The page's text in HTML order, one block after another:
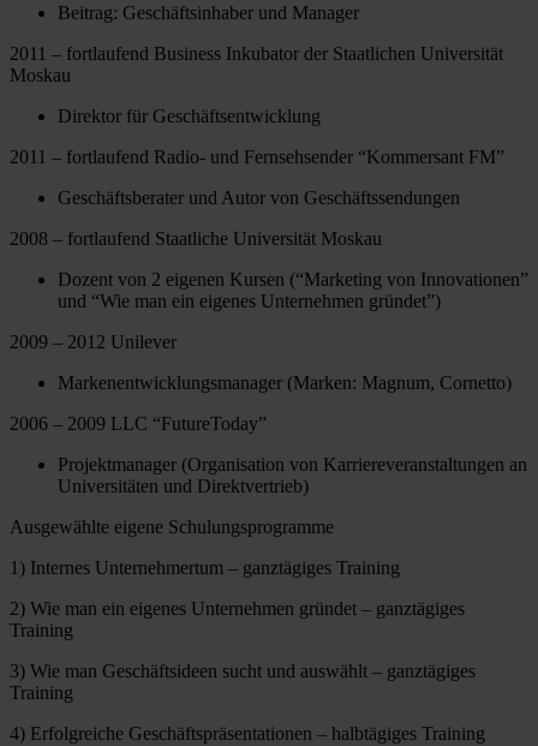
Beitrag: Geschäftsinhaber und Manager
2011 – fortlaufend Business Inkubator der Staatlichen Universität
Moskau
Direktor für Geschäftsentwicklung
2011 – fortlaufend Radio- und Fernsehsender “Kommersant FM”
Geschäftsberater und Autor von Geschäftssendungen
2008 – fortlaufend Staatliche Universität Moskau
Dozent von 2 eigenen Kursen (“Marketing von Innovationen”
und “Wie man ein eigenes Unternehmen gründet”)
2009 – 2012 Unilever
Markenentwicklungsmanager (Marken: Magnum, Cornetto)
2006 – 2009 LLC “FutureToday”
Projektmanager (Organisation von Karriereveranstaltungen an
Universitäten und Direktvertrieb)
Ausgewählte eigene Schulungsprogramme
1) Internes Unternehmertum – ganztägiges Training
2) Wie man ein eigenes Unternehmen gründet – ganztägiges
Training
3) Wie man Geschäftsideen sucht und auswählt – ganztägiges
Training
4) Erfolgreiche Geschäftspräsentationen – halbtägiges Training